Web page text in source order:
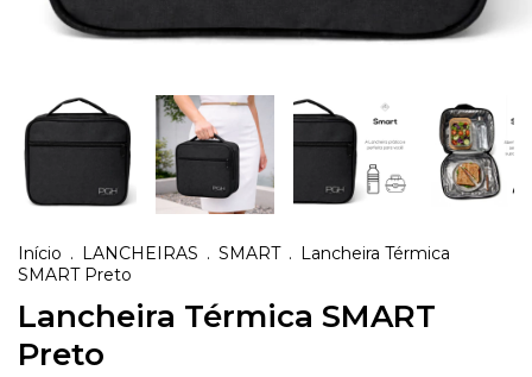
Início . LANCHEIRAS . SMART . Lancheira Térmica
SMART Preto
Lancheira Térmica SMART
Preto